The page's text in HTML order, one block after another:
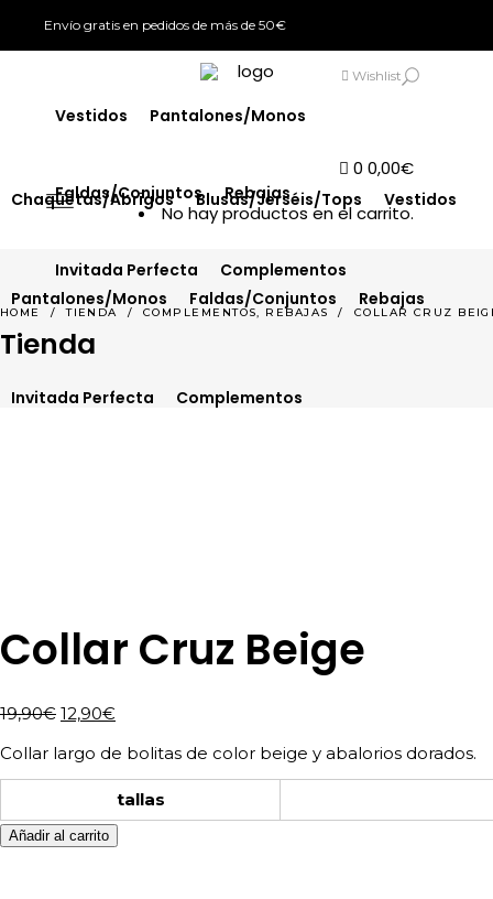
Envío gratis en pedidos de más de 50€
Wishlist
Chaquetas/Abrigos Blusas/Jerséis/Tops Vestidos
Pantalones/Monos Faldas/Conjuntos Rebajas
Invitada Perfecta Complementos
0 0,00€
No hay productos en el carrito.
Chaquetas/Abrigos
Vestidos Pantalones/Monos
Faldas/Conjuntos Rebajas
Invitada Perfecta Complementos
HOME /TIENDA /COMPLEMENTOS, REBAJAS / COLLAR CRUZ
Tienda
Collar Cruz Beige
19,90€ El
original
19,90€.
12,90€
es:
12,90€.
Collar largo de bolitas de color beige y abalorios dorados.
tallas
Añadir al carrito